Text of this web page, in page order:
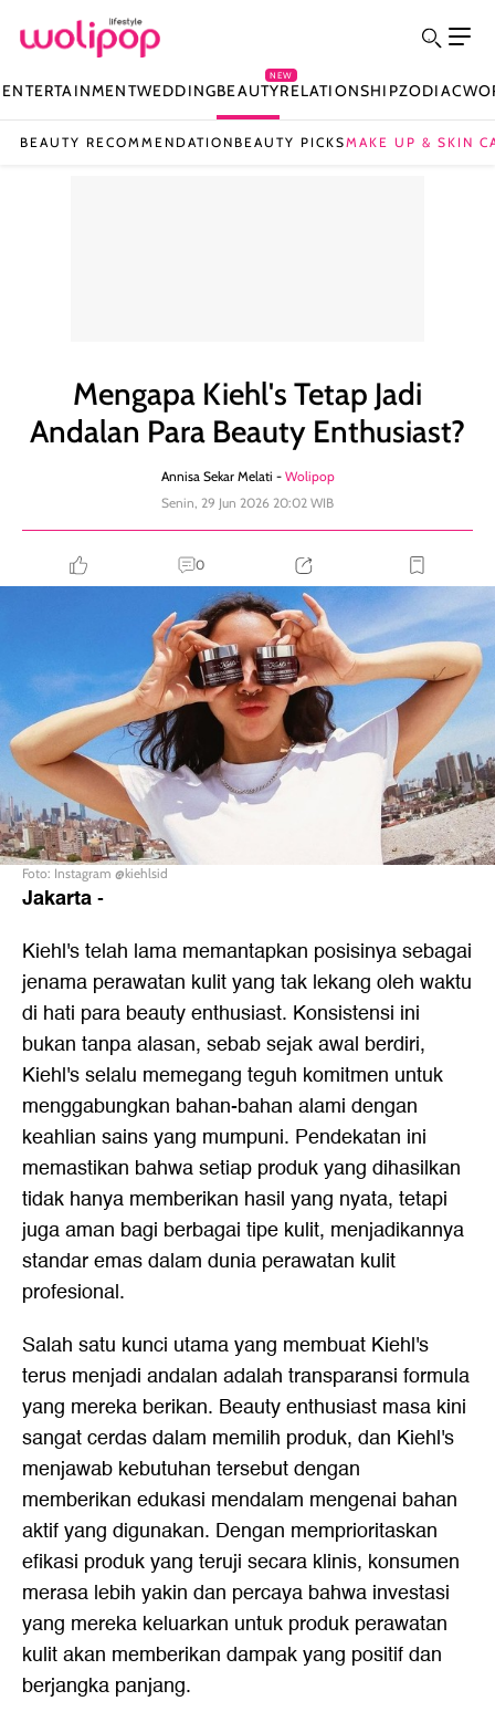
ENTERTAINMENTWEDDINGBEAUTY
NEW
RELATIONSHIPZODIAC
BEAUTY RECOMMENDATION BEAUTY PICKSMAKE UP & SKIN
Mengapa Kiehl's Tetap Jadi
Andalan Para Beauty Enthusiast?
Annisa Sekar Melati - Wolipop
Senin, 29 Jun 2026 20:02 WIB
0
Foto: Instagram @kiehlsid
Jakarta-
Kiehl's telah lama memantapkan posisinya sebagai
jenama perawatan kulit yang tak lekang oleh waktu
di hati para beauty enthusiast. Konsistensi ini
bukan tanpa alasan, sebab sejak awal berdiri,
Kiehl's selalu memegang teguh komitmen untuk
menggabungkan bahan-bahan alami dengan
keahlian sains yang mumpuni. Pendekatan ini
memastikan bahwa setiap produk yang dihasilkan
tidak hanya memberikan hasil yang nyata, tetapi
juga aman bagi berbagai tipe kulit, menjadikannya
standar emas dalam dunia perawatan kulit
profesional.
Salah satu kunci utama yang membuat Kiehl's
terus menjadi andalan adalah transparansi formula
yang mereka berikan. Beauty enthusiast masa kini
sangat cerdas dalam memilih produk, dan Kiehl's
menjawab kebutuhan tersebut dengan
memberikan edukasi mendalam mengenai bahan
aktif yang digunakan. Dengan memprioritaskan
efikasi produk yang teruji secara klinis, konsumen
merasa lebih yakin dan percaya bahwa investasi
yang mereka keluarkan untuk produk perawatan
kulit akan memberikan dampak yang positif dan
berjangka panjang.